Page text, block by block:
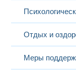
Отдых и
Меры